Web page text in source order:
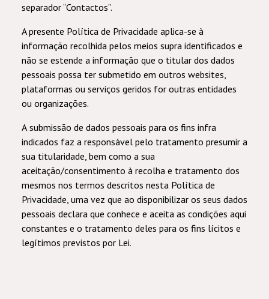
separador “Contactos”.
A presente Política de Privacidade aplica-se à
informação recolhida pelos meios supra identificados e
não se estende a informação que o titular dos dados
pessoais possa ter submetido em outros websites,
plataformas ou serviços geridos for outras entidades
ou organizações.
A submissão de dados pessoais para os fins infra
indicados faz a responsável pelo tratamento presumir a
sua titularidade, bem como a sua
aceitação/consentimento à recolha e tratamento dos
mesmos nos termos descritos nesta Política de
Privacidade, uma vez que ao disponibilizar os seus dados
pessoais declara que conhece e aceita as condições aqui
constantes e o tratamento deles para os fins lícitos e
legítimos previstos por Lei.